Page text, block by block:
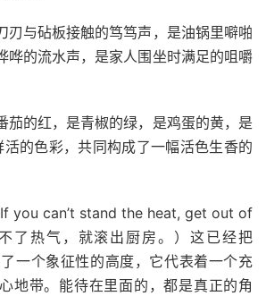
刃与砧板接触的笃笃声，是油锅里噼啪
哗的流水声，是家人围坐时满足的咀嚼
茄的红，是青椒的绿，是鸡蛋的黄，是
的色彩，共同构成了一幅活色生香的
you can’t stand the heat, get out of
了热气，就滚出厨房。）这已经把
一个象征性的高度，它代表着一个充
地带。能待在里面的，都是真正的角